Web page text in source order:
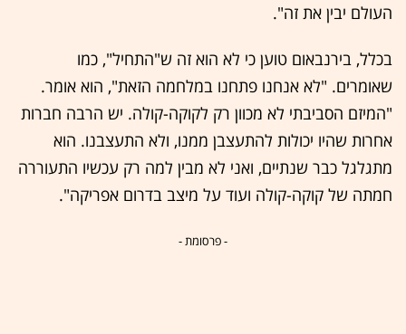
העולם יבין את זה".
בכלל, בירנבאום טוען כי לא הוא זה ש"התחיל", כמו
שאומרים. "לא אנחנו פתחנו במלחמה הזאת", הוא אומר.
"המיזם הסביבתי לא מכוון רק לקוקה-קולה. יש הרבה חברות
אחרות שהיו יכולות להתעצבן ממנו, ולא התעצבנו. הוא
מתגלגל כבר שנתיים, ואני לא מבין למה רק עכשיו התעוררה
חמתה של קוקה-קולה ועוד על מיצב בדרום אפריקה".
- פרסומת -